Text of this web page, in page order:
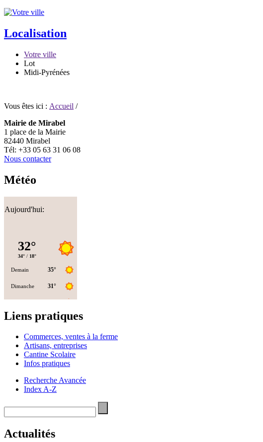
Localisation
Votre ville
Lot
Midi-Pyrénées
Vous êtes ici : Accueil /
Mairie de Mirabel
1 place de la Mairie
82440 Mirabel
Tél: +33 05 63 31 06 08
Nous contacter
Météo
Aujourd'hui:
Liens pratiques
Commerces, ventes à la ferme
Artisans, entreprises
Cantine Scolaire
Infos pratiques
Recherche Avancée
Index A-Z
Actualités